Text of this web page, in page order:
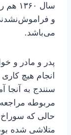
سال
و
می‌باشد.
پدر و مادر و
انجام هیچ
سنندج به آنجا
مربوطه مراجعه
حالی که
متلاشی شده